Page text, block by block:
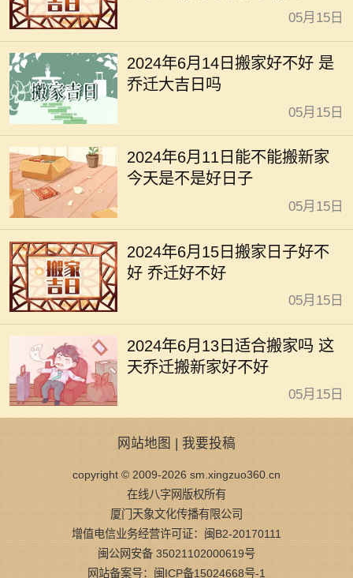
05月15日
2024年6月14日搬家好不好 是
乔迁大吉日吗
05月15日
2024年6月11日能不能搬新家
今天是不是好日子
05月15日
2024年6月15日搬家日子好不
好 乔迁好不好
05月15日
2024年6月13日适合搬家吗 这
天乔迁搬新家好不好
05月15日
网站地图 | 我要投稿
copyright © 2009-2026 sm.xingzuo360.cn
在线八字网版权所有
厦门天象文化传播有限公司
增值电信业务经营许可证：闽B2-20170111
闽公网安备 35021102000619号
网站备案号：闽ICP备15024668号-1